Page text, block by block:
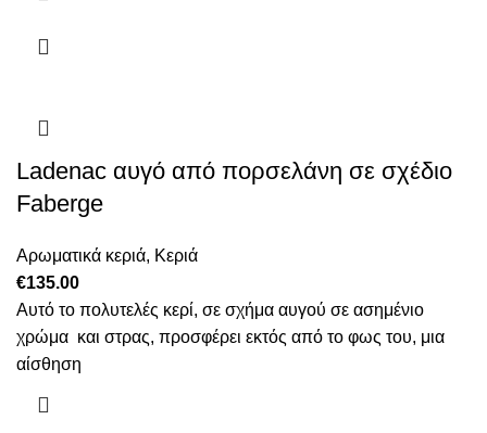
Ladenac αυγό από πορσελάνη σε σχέδιο
Faberge
Αρωματικά κεριά, Κεριά
€135.00
Αυτό το πολυτελές κερί, σε σχήμα αυγού σε ασημένιο
χρώμα και στρας, προσφέρει εκτός από το φως του, μια
αίσθηση